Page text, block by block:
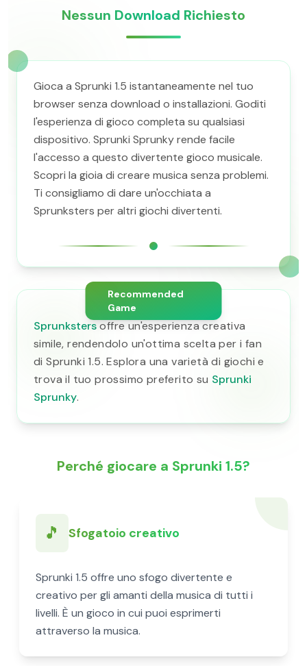
Nessun Download Richiesto
Gioca a Sprunki 1.5 istantaneamente nel tuo
browser senza download o installazioni. Goditi
l'esperienza di gioco completa su qualsiasi
dispositivo. Sprunki Sprunky rende facile
l'accesso a questo divertente gioco musicale.
Scopri la gioia di creare musica senza problemi.
Ti consigliamo di dare un'occhiata a
Sprunksters per altri giochi divertenti.
Recommended
Game
Sprunkstersoffre un'esperienza creativa
simile, rendendolo un'ottima scelta per i fan
di Sprunki 1.5. Esplora una varietà di giochi e
trova il tuo prossimo preferito su Sprunki
Sprunky.
Perché giocare a Sprunki 1.5?
🎵 Sfogatoio creativo
Sprunki 1.5 offre uno sfogo divertente e
creativo per gli amanti della musica di tutti i
livelli. È un gioco in cui puoi esprimerti
attraverso la musica.